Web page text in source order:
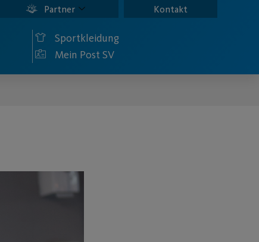
Partner Kontakt
Sportkleidung
Mein Post SV